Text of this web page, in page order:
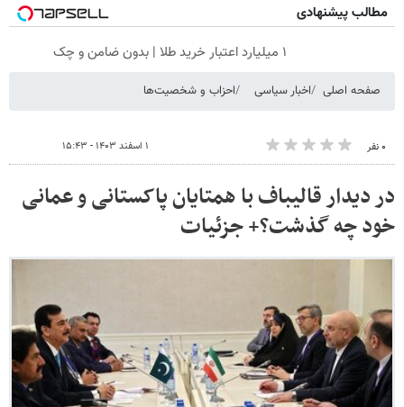
مطالب پیشنهادی
۱ میلیارد اعتبار خرید طلا | بدون ضامن و چک
صفحه اصلی اخبار سیاسی احزاب و شخصیت‌ها
۰ نفر ۱ اسفند ۱۴۰۳ - ۱۵:۴۳
در دیدار قالیباف با همتایان پاکستانی و عمانی
خود چه گذشت؟+ جزئیات